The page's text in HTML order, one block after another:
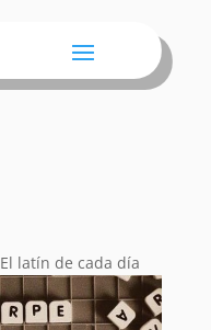
El latín de cada día